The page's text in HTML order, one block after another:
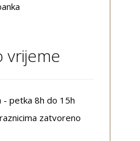
vrijeme
- petka 8h do 15h
zatvoreno